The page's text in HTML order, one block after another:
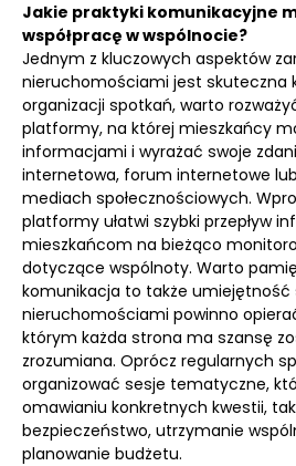
Jakie praktyki komunikacyjne
współpracę w wspólnocie?
Jednym z kluczowych aspektów
nieruchomościami jest skuteczna
organizacji spotkań, warto
platformy, na której mieszkańcy
informacjami i wyrażać swoje
internetowa, forum internetowe
mediach społecznościowych.
platformy ułatwi szybki przepływ
mieszkańcom na bieżąco
dotyczące wspólnoty. Warto
komunikacja to także umiejętność
nieruchomościami powinno
którym każda strona ma szansę
zrozumiana. Oprócz regularnych
organizować sesje tematyczne,
omawianiu konkretnych kwestii,
bezpieczeństwo, utrzymanie
planowanie budżetu.